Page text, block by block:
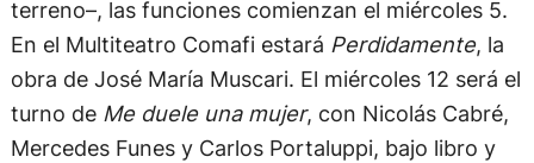
terreno–, las funciones comienzan el miércoles 5.
En el Multiteatro Comafi estará Perdidamente, la
obra de José María Muscari. El miércoles 12 será el
turno de Me duele una mujer, con Nicolás Cabré,
Mercedes Funes y Carlos Portaluppi, bajo libro y